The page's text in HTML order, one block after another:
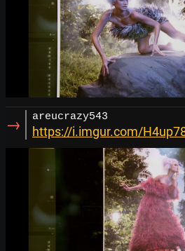
→ areucrazy543
https://i.imgur.com/